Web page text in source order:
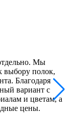
Мы
выбору полок,
Благодаря
вариант с
и цветам, а
цены.